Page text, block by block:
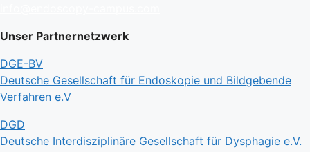
Unser Partnernetzwerk
DGE-BV
Deutsche Gesellschaft für Endoskopie und Bildgebende
Verfahren e.V
DGD
Deutsche Interdisziplinäre Gesellschaft für Dysphagie e.V.